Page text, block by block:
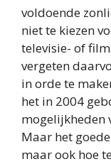
voldoende
niet te kiezen
televisie- of
vergeten
in orde te
het in 2004
mogelijkheden
Maar het
maar ook hoe